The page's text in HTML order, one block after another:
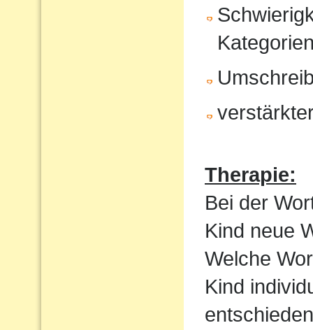
Therapie:
Bei der
Kind neue
Welche
Kind